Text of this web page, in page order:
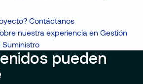
Contáctanos
nuestra experiencia en Gestión
pueden